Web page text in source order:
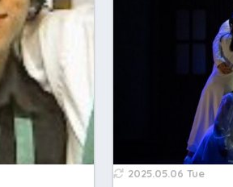
2025.05.06 Tue